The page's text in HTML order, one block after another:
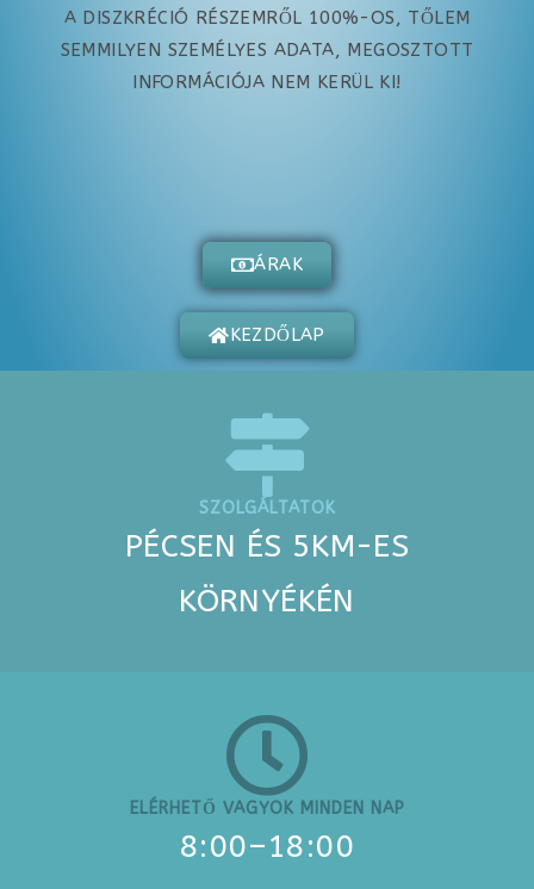
A DISZKRÉCIÓ RÉSZEMRŐL 100%-OS, TŐLEM
SEMMILYEN SZEMÉLYES ADATA, MEGOSZTOTT
INFORMÁCIÓJA NEM KERÜL KI!
ÁRAK
KEZDŐLAP
SZOLGÁLTATOK
PÉCSEN ÉS 5KM-ES
KÖRNYÉKÉN
ELÉRHETŐ VAGYOK MINDEN NAP
8:00–18:00